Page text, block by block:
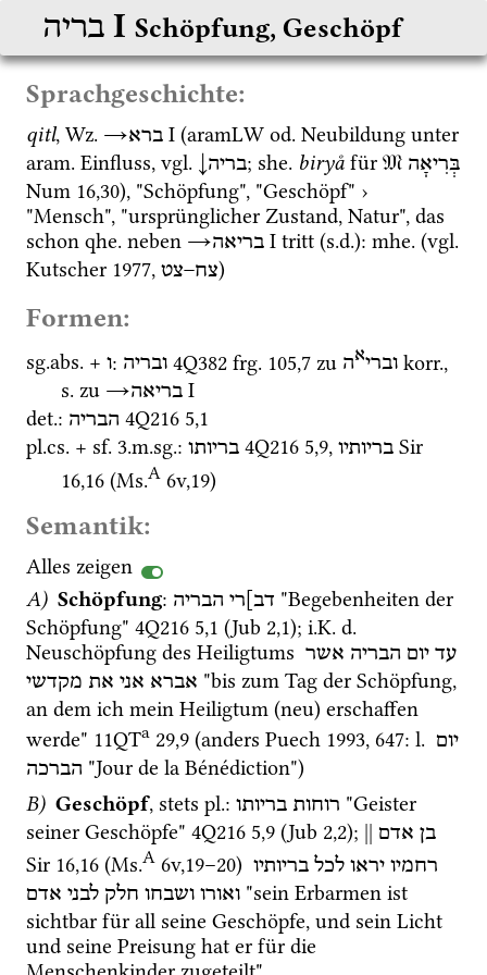
בריה ‎ I Schöpfung, Geschöpf
Sprachgeschichte:
qitl, Wz. →ברא ‎ I (aramLW od.
aram. Einfluss, vgl. בריה; she. biryå für 𝔐 בְּרִיאָה
Num 16,30), "Schöpfung", "Geschöpf" ›
"Mensch", "ursprünglicher Zustand, Natur", das
schon qhe. neben →בריאה ‎ I tritt (s.d.): mhe. (vgl.
Kutscher 1977, צח–צט)
Formen:
sg.abs. + ו: ובריה 4Q382 frg. 105,7 zu ובריאה korr.
s. zu →בריאה ‎ I
det.: הבריה 4Q216 5,1
pl.cs. + sf. 3.m.sg.: בריותו 4Q216 5,9, בריותיו Sir
16,16 (Ms.A 6v,19)
Semantik:
Alles zeigen
A) Schöpfung: דב]רי הבריה
"Begebenheiten der
Schöpfung" 4Q216 5,1 (Jub 2,1); i.K. d.
Neuschöpfung des Heiligtums
עד יום הבריה אשר
אברא אני את מקדשי
"bis zum Tag der Schöpfung,
an dem ich mein Heiligtum (neu) erschaffen
werde" 11QTa 29,9 (anders Puech 1993, 647: l. יום
הברכה "Jour de la Bénédiction")
B) Geschöpf, stets pl.: רוחות בריותו
"Geister
seiner Geschöpfe" 4Q216 5,9 (Jub 2,2); || בן אדם
Sir 16,16 (Ms.A 6v,19–20) רחמיו יראו לכל בריותיו
ואורו ושבחו חלק לבני אדם
"sein Erbarmen ist
sichtbar für all seine Geschöpfe, und sein Licht
und seine Preisung hat er für die